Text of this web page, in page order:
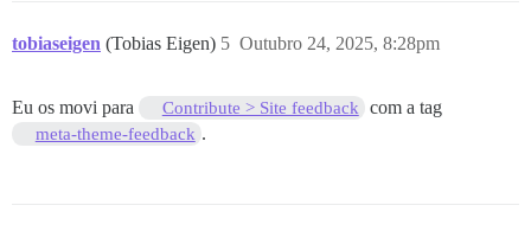
tobiaseigen (Tobias Eigen) Outubro 24, 2025, 8:28pm
5
Eu os movi para Contribute > Site feedback com a tag
meta-theme-feedback .